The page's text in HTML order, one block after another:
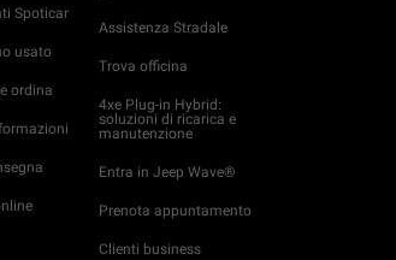
Spoticar
usato
ordina
Assistenza Stradale
Trova officina
4xe Plug-in Hybrid:
soluzioni di ricarica e
manutenzione
Entra in Jeep Wave®
Prenota appuntamento
Clienti business